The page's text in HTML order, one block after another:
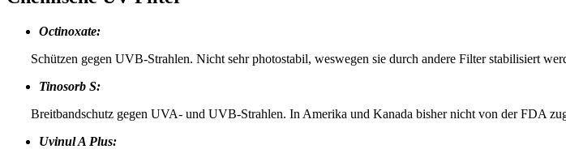
Octinoxate:
Schützen gegen UVB-Strahlen. Nicht sehr photostabil, weswegen sie durch andere Filter stabilisiert
Tinosorb S:
Breitbandschutz gegen UVA- und UVB-Strahlen. In Amerika und Kanada bisher nicht von der FDA
Uvinul A Plus: